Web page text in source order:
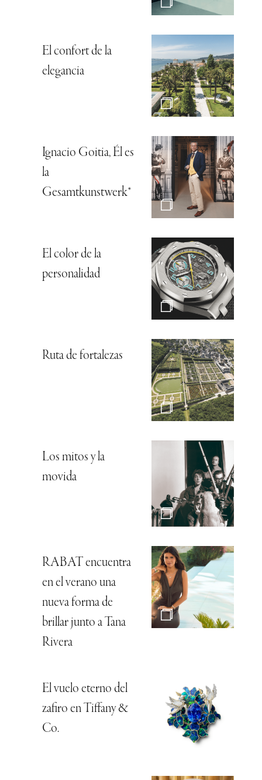
El confort de la
elegancia
Ignacio Goitia, Él es
la
Gesamtkunstwerk*
El color de la
personalidad
Ruta de fortalezas
Los mitos y la
movida
RABAT encuentra
en el verano una
nueva forma de
brillar junto a Tana
Rivera
El vuelo eterno del
zafiro en Tiffany &
Co.